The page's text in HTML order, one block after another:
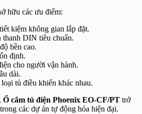
hữu các ưu điểm:
kiệm không gian lắp đặt.
thanh DIN tiêu chuẩn.
bền cao.
định.
cho người vận hành.
dài.
tủ điều khiển khác nhau.
Ổ cắm tủ điện Phoenix EO-CF/PT trở
các dự án tự động hóa hiện đại.